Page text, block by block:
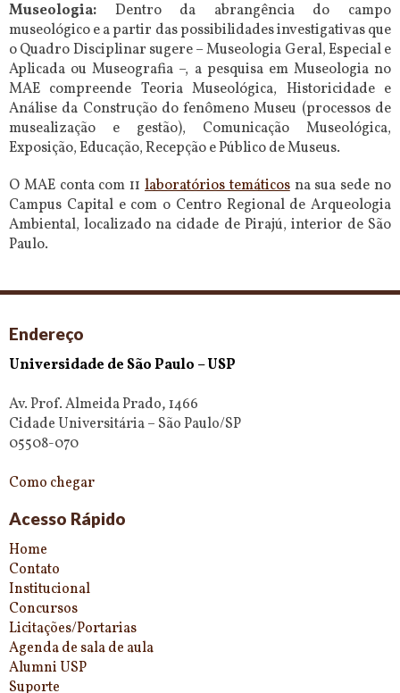
Museologia: Dentro da abrangência do campo
museológico e a partir das possibilidades investigativas que
o Quadro Disciplinar sugere – Museologia Geral, Especial e
Aplicada ou Museografia –, a pesquisa em Museologia no
MAE compreende Teoria Museológica, Historicidade e
Análise da Construção do fenômeno Museu (processos de
musealização e gestão), Comunicação Museológica,
Exposição, Educação, Recepção e Público de Museus.
O MAE conta com 11 laboratórios temáticosna sua sede no
Campus Capital e com o Centro Regional de Arqueologia
Ambiental, localizado na cidade de Pirajú, interior de São
Paulo.
Endereço
Universidade de São Paulo – USP
Av. Prof. Almeida Prado, 1466
Cidade Universitária – São Paulo/SP
05508-070
Como chegar
Acesso Rápido
Home
Contato
Institucional
Concursos
Licitações/Portarias
Agenda de sala de aula
Alumni USP
Suporte